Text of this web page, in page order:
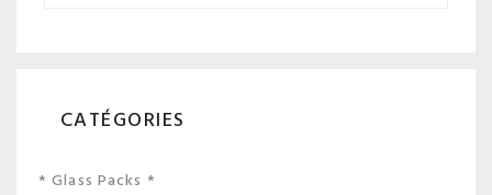
CATÉGORIES
* Glass Packs *